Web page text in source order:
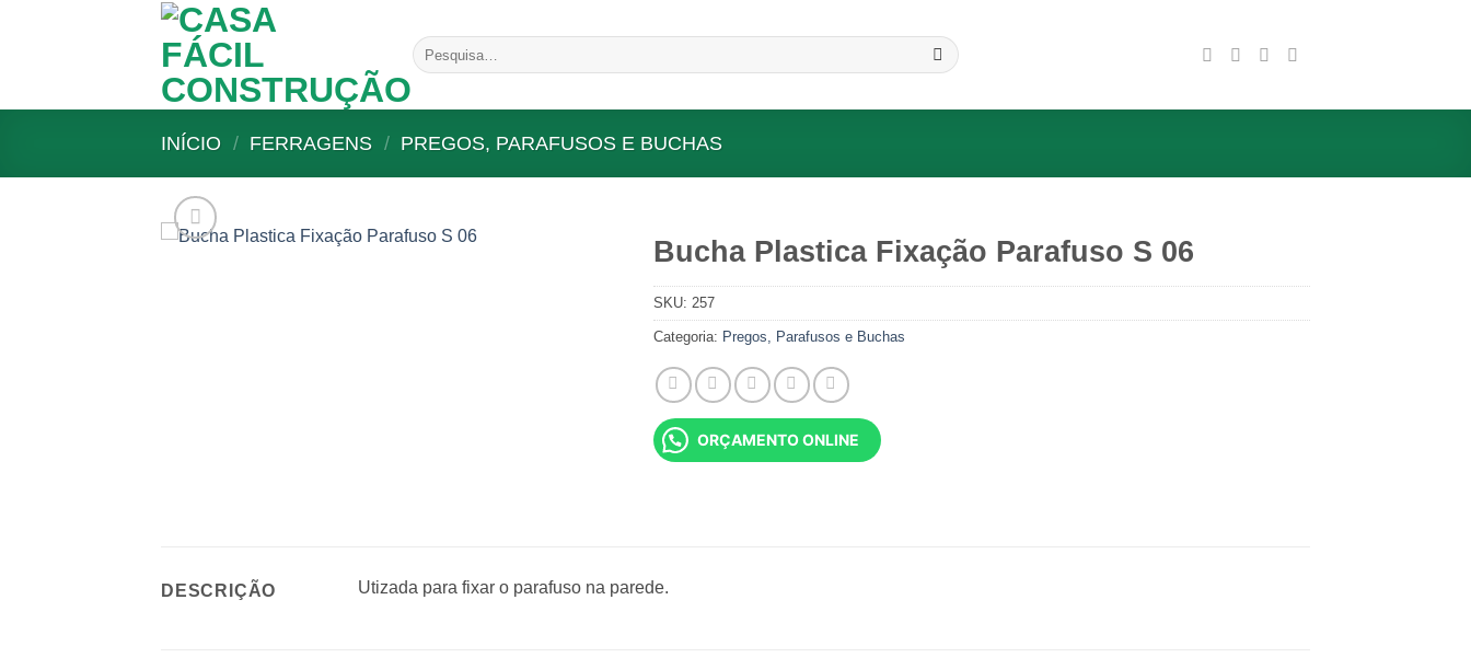
Pesquisar
por:
INÍCIO / FERRAGENS / PREGOS, PARAFUSOS E BUCHAS
Bucha Plastica Fixação Parafuso S 06
SKU: 257
Categoria: Pregos, Parafusos e Buchas
ORÇAMENTO ONLINE
DESCRIÇÃO Utizada para fixar o parafuso na parede.